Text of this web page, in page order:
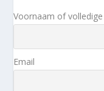
Voornaam of
Email